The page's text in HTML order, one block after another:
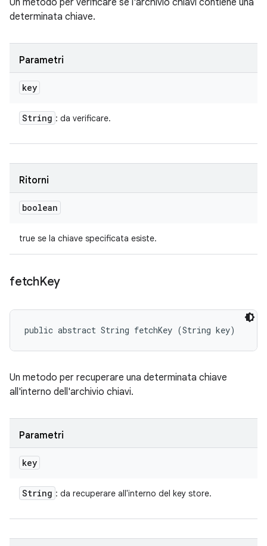
Un metodo per verificare se l'archivio chiavi contiene una
determinata chiave.
Parametri
key
String : da verificare.
Ritorni
boolean
true se la chiave specificata esiste.
fetchKey
public abstract String fetchKey (String key)
Un metodo per recuperare una determinata chiave
all'interno dell'archivio chiavi.
Parametri
key
String : da recuperare all'interno del key store.